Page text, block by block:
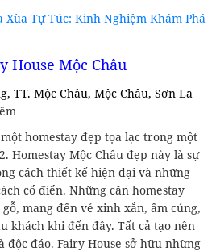
Xùa Tự Túc: Kinh Nghiệm Khám Phá
House Mộc Châu
TT. Mộc Châu, Mộc Châu, Sơn La
homestay đẹp tọa lạc trong một
Homestay Mộc Châu đẹp này là sự
cách thiết kế hiện đại và những
cổ điển. Những căn homestay
mang đến vẻ xinh xắn, ấm cúng,
khách khi đến đây. Tất cả tạo nên
độc đáo. Fairy House sở hữu những